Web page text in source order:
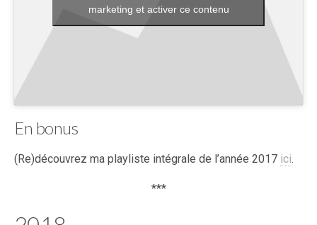
marketing et activer ce contenu
En bonus
(Re)découvrez ma playliste intégrale de l’année 2017 ici.
***